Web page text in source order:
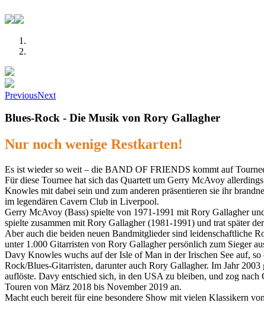
PreviousNext
Blues-Rock - Die Musik von Rory Gallagher
Nur noch wenige Restkarten!
Es ist wieder so weit – die BAND OF FRIENDS kommt auf
Für diese Tournee hat sich das Quartett um Gerry McAvoy
Knowles mit dabei sein und zum anderen präsentieren sie ihr
im legendären Cavern Club in Liverpool.
Gerry McAvoy (Bass) spielte von 1971-1991 mit Rory Gallagher
spielte zusammen mit Rory Gallagher (1981-1991) und trat später
Aber auch die beiden neuen Bandmitglieder sind leidenschaftliche
unter 1.000 Gitarristen von Rory Gallagher persönlich zum Sieger
Davy Knowles wuchs auf der Isle of Man in der Irischen See auf,
Rock/Blues-Gitarristen, darunter auch Rory Gallagher. Im Jahr
auflöste. Davy entschied sich, in den USA zu bleiben, und zog
Touren von März 2018 bis November 2019 an.
Macht euch bereit für eine besondere Show mit vielen Klassikern